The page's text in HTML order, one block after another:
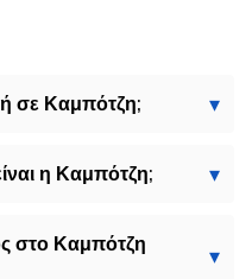
σε Καμπότζη;
η Καμπότζη;
στο Καμπότζη